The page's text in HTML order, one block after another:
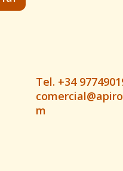
Tel. +34
m